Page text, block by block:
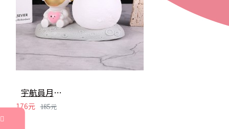
宇航員月球小夜燈 床頭燈 太空人 月球燈 造型夜燈 交換禮物 中秋節
176元 185元